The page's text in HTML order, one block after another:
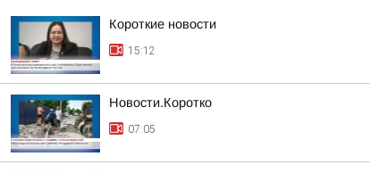
Короткие новости
15:12
Новости.Коротко
07:05